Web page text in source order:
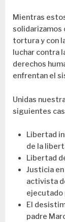
Mientras
solidarizamos
tortura y con
luchar contra
derechos
enfrentan el
Unidas
siguientes
Libertad
de la
Libertad
Justicia en
activista
ejecutado
El
padre